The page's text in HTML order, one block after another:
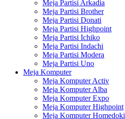
Meja Partisi Arkadia
Meja Partisi Brother
Meja Partisi Donati
Meja Partisi Highpoint
Meja Partisi Ichiko
Meja Partisi Indachi
Meja Partisi Modera
Meja Partisi Uno
Meja Komputer
Meja Komputer Activ
Meja Komputer Alba
Meja Komputer Expo
Meja Komputer Highpoint
Meja Komputer Homedoki